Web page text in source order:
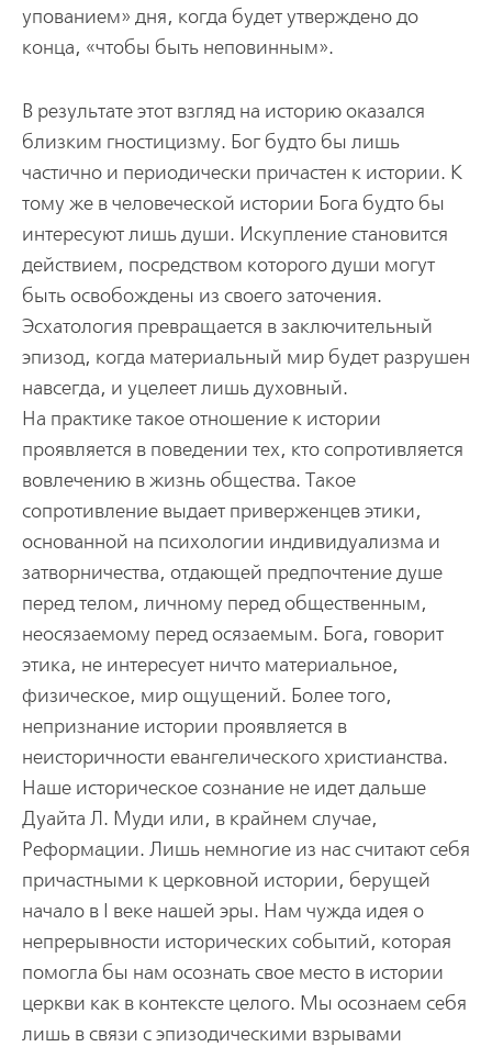
упованием» дня, когда будет утверждено до
конца, «чтобы быть неповинным».
В результате этот взгляд на историю оказался
близким гностицизму. Бог будто бы лишь
частично и периодически причастен к истории. К
тому же в человеческой истории Бога будто бы
интересуют лишь души. Искупление становится
действием, посредством которого души могут
быть освобождены из своего заточения.
Эсхатология превращается в заключительный
эпизод, когда материальный мир будет разрушен
навсегда, и уцелеет лишь духовный.
На практике такое отношение к истории
проявляется в поведении тех, кто сопротивляется
вовлечению в жизнь общества. Такое
сопротивление выдает приверженцев этики,
основанной на психологии индивидуализма и
затворничества, отдающей предпочтение душе
перед телом, личному перед общественным,
неосязаемому перед осязаемым. Бога, говорит
этика, не интересует ничто материальное,
физическое, мир ощущений. Более того,
непризнание истории проявляется в
неисторичности евангелического христианства.
Наше историческое сознание не идет дальше
Дуайта Л. Муди или, в крайнем случае,
Реформации. Лишь немногие из нас считают себя
причастными к церковной истории, берущей
начало в I веке нашей эры. Нам чужда идея о
непрерывности исторических событий, которая
помогла бы нам осознать свое место в истории
церкви как в контексте целого. Мы осознаем себя
лишь в связи с эпизодическими взрывами